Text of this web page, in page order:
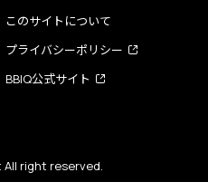
このサイトについて
プライバシーポリシー
BBIQ公式サイト
All right reserved.